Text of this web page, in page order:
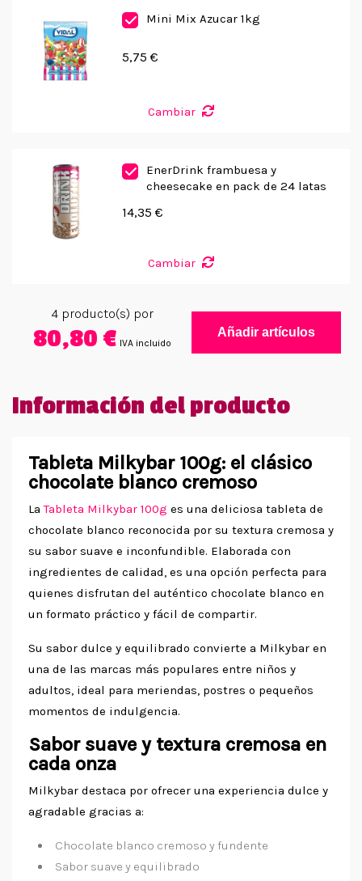
Mini Mix Azucar 1kg
5,75 €
Cambiar
EnerDrink frambuesa y
cheesecake en pack de 24 latas
14,35 €
Cambiar
4producto(s) por
80,80 € IVA incluido
Añadir artículos
Información del producto
Tableta Milkybar 100g: el clásico
chocolate blanco cremoso
LaTableta Milkybar 100g es una deliciosa tableta de
chocolate blanco reconocida por su textura cremosa y
su sabor suave e inconfundible. Elaborada con
ingredientes de calidad, es una opción perfecta para
quienes disfrutan del auténtico chocolate blanco en
un formato práctico y fácil de compartir.
Su sabor dulce y equilibrado convierte a Milkybar en
una de las marcas más populares entre niños y
adultos, ideal para meriendas, postres o pequeños
momentos de indulgencia.
Sabor suave y textura cremosa en
cada onza
Milkybar destaca por ofrecer una experiencia dulce y
agradable gracias a:
Chocolate blanco cremoso y fundente
Sabor suave y equilibrado